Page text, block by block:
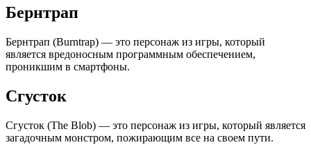
Бернтрап
Бернтрап (Burntrap) — это персонаж из игры, который
является вредоносным программным обеспечением,
проникшим в смартфоны.
Сгусток
Сгусток (The Blob) — это персонаж из игры, который является
загадочным монстром, пожирающим все на своем пути.